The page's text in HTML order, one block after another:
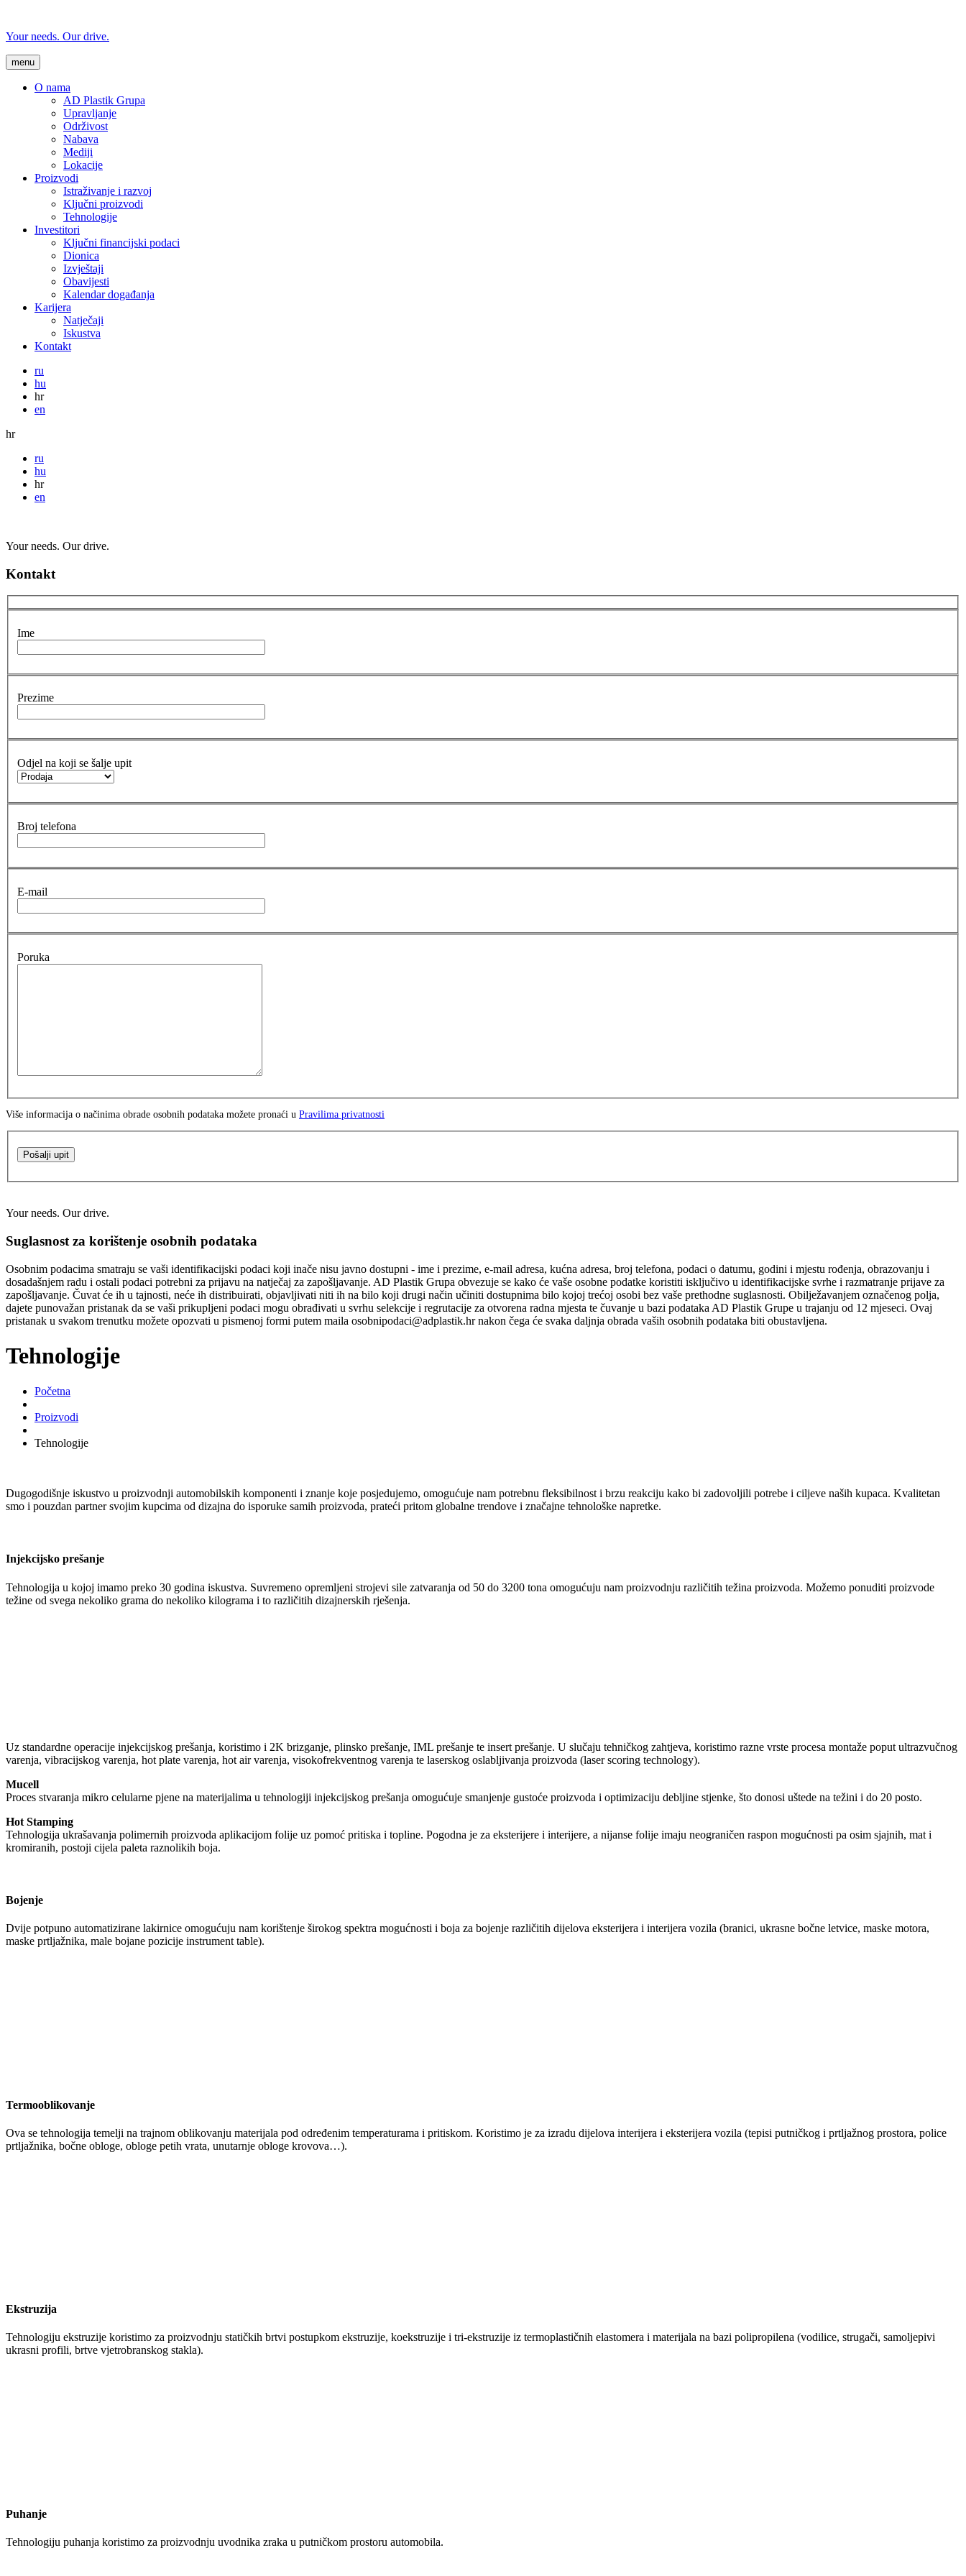
Your needs. Our drive.
menu
O nama
AD Plastik Grupa
Upravljanje
Održivost
Nabava
Mediji
Lokacije
Proizvodi
Istraživanje i razvoj
Ključni proizvodi
Tehnologije
Investitori
Ključni financijski podaci
Dionica
Izvještaji
Obavijesti
Kalendar događanja
Karijera
Natječaji
Iskustva
Kontakt
ru
hu
hr
en
hr
ru
hu
hr
en
Your needs. Our drive.
Kontakt
Ime
Prezime
Odjel na koji se šalje upit
Broj telefona
E-mail
Poruka
Više informacija o načinima obrade osobnih podataka možete pronaći u Pravilima privatnosti
Pošalji upit
Your needs. Our drive.
Suglasnost za korištenje osobnih podataka
Osobnim podacima smatraju se vaši identifikacijski podaci koji inače nisu javno dostupni - ime i prezime, e-mail adresa, kućna adresa, broj telefona, podaci o datumu, godini i mjestu rođenja, obrazovanju i
dosadašnjem radu i ostali podaci potrebni za prijavu na natječaj za zapošljavanje. AD Plastik Grupa obvezuje se kako će vaše osobne podatke koristiti isključivo u identifikacijske svrhe i razmatranje prijave za
zapošljavanje. Čuvat će ih u tajnosti, neće ih distribuirati, objavljivati niti ih na bilo koji drugi način učiniti dostupnima bilo kojoj trećoj osobi bez vaše prethodne suglasnosti. Obilježavanjem označenog polja,
dajete punovažan pristanak da se vaši prikupljeni podaci mogu obrađivati u svrhu selekcije i regrutacije za otvorena radna mjesta te čuvanje u bazi podataka AD Plastik Grupe u trajanju od 12 mjeseci. Ovaj
pristanak u svakom trenutku možete opozvati u pismenoj formi putem maila osobnipodaci@adplastik.hr nakon čega će svaka daljnja obrada vaših osobnih podataka biti obustavljena.
Tehnologije
Početna
Proizvodi
Tehnologije
Dugogodišnje iskustvo u proizvodnji automobilskih komponenti i znanje koje posjedujemo, omogućuje nam potrebnu fleksibilnost i brzu reakciju kako bi zadovoljili potrebe i ciljeve naših kupaca. Kvalitetan
smo i pouzdan partner svojim kupcima od dizajna do isporuke samih proizvoda, prateći pritom globalne trendove i značajne tehnološke napretke.
Injekcijsko prešanje
Tehnologija u kojoj imamo preko 30 godina iskustva. Suvremeno opremljeni strojevi sile zatvaranja od 50 do 3200 tona omogućuju nam proizvodnju različitih težina proizvoda. Možemo ponuditi proizvode
težine od svega nekoliko grama do nekoliko kilograma i to različitih dizajnerskih rješenja.
Uz standardne operacije injekcijskog prešanja, koristimo i 2K brizganje, plinsko prešanje, IML prešanje te insert prešanje. U slučaju tehničkog zahtjeva, koristimo razne vrste procesa montaže poput ultrazvučnog
varenja, vibracijskog varenja, hot plate varenja, hot air varenja, visokofrekventnog varenja te laserskog oslabljivanja proizvoda (laser scoring technology).
Mucell
Proces stvaranja mikro celularne pjene na materijalima u tehnologiji injekcijskog prešanja omogućuje smanjenje gustoće proizvoda i optimizaciju debljine stjenke, što donosi uštede na težini i do 20 posto.
Hot Stamping
Tehnologija ukrašavanja polimernih proizvoda aplikacijom folije uz pomoć pritiska i topline. Pogodna je za eksterijere i interijere, a nijanse folije imaju neograničen raspon mogućnosti pa osim sjajnih, mat i
kromiranih, postoji cijela paleta raznolikih boja.
Bojenje
Dvije potpuno automatizirane lakirnice omogućuju nam korištenje širokog spektra mogućnosti i boja za bojenje različitih dijelova eksterijera i interijera vozila (branici, ukrasne bočne letvice, maske motora,
maske prtljažnika, male bojane pozicije instrument table).
Termooblikovanje
Ova se tehnologija temelji na trajnom oblikovanju materijala pod određenim temperaturama i pritiskom. Koristimo je za izradu dijelova interijera i eksterijera vozila (tepisi putničkog i prtljažnog prostora, police
prtljažnika, bočne obloge, obloge petih vrata, unutarnje obloge krovova…).
Ekstruzija
Tehnologiju ekstruzije koristimo za proizvodnju statičkih brtvi postupkom ekstruzije, koekstruzije i tri-ekstruzije iz termoplastičnih elastomera i materijala na bazi polipropilena (vodilice, strugači, samoljepivi
ukrasni profili, brtve vjetrobranskog stakla).
Puhanje
Tehnologiju puhanja koristimo za proizvodnju uvodnika zraka u putničkom prostoru automobila.